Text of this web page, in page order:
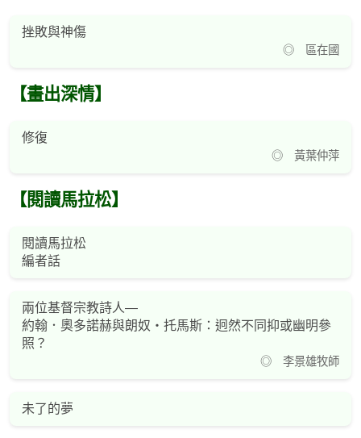
挫敗與神傷
◎ 區在國
【畫出深情】
修復
◎ 黃葉仲萍
【閱讀馬拉松】
閱讀馬拉松
編者話
兩位基督宗教詩人—
約翰．奧多諾赫與朗奴‧托馬斯：迥然不同抑或幽明參
照？
◎ 李景雄牧師
未了的夢